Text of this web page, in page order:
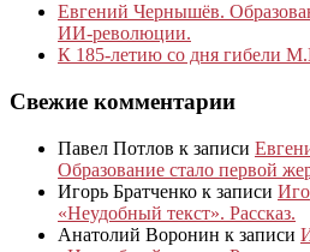
Евгений Чернышёв.
ИИ-революции.
К 185‑летию со дня гибели
Свежие комментарии
Павел Потлов к записи
Образование стало первой
Игорь Братченко к записи
«Неудобный текст». Рассказ.
Анатолий Воронин к записи